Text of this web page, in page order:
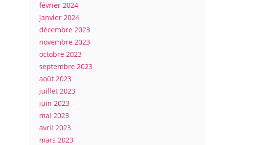
février 2024
janvier 2024
décembre 2023
novembre 2023
octobre 2023
septembre 2023
août 2023
juillet 2023
juin 2023
mai 2023
avril 2023
mars 2023